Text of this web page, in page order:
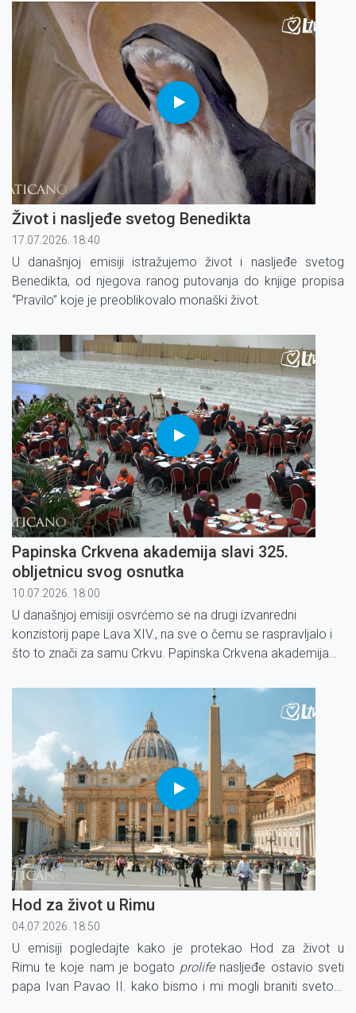
tijekom Drugog svjetskog rata.
Život i nasljeđe svetog Benedikta
17.07.2026. 18:40
U današnjoj emisiji istražujemo život i nasljeđe svetog
Benedikta, od njegova ranog putovanja do knjige propisa
“Pravilo” koje je preoblikovalo monaški život.
Papinska Crkvena akademija slavi 325.
obljetnicu svog osnutka
10.07.2026. 18:00
U današnjoj emisiji osvrćemo se na drugi izvanredni
konzistorij pape Lava XIV., na sve o čemu se raspravljalo i
što to znači za samu Crkvu. Papinska Crkvena akademija
Hod za život u Rimu
04.07.2026. 18:50
U emisiji pogledajte kako je protekao Hod za život u
Rimu te koje nam je bogato prolife nasljeđe ostavio sveti
papa Ivan Pavao II. kako bismo i mi mogli braniti svetost